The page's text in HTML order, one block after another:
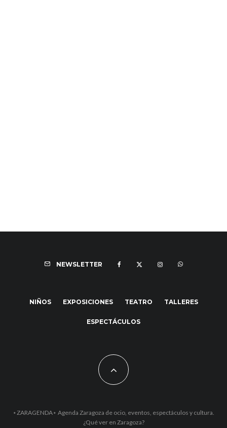
NEWSLETTER
NIÑOS EXPOSICIONES TEATRO TALLERES
ESPECTÁCULOS
⋆ZARAGENDA⋆ Agenda Zaragoza de ocio, eventos, espectáculos y cultura.
¿Qué ver en Zaragoza?